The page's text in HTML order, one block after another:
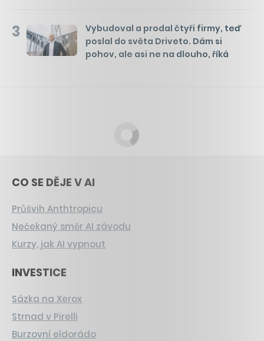
3
Vybudoval a prodal čtyři firmy, teď
poslal do světa Driveto. Dám si
pohov, ale asi ne na dlouho, říká
CO SE DĚJE V AI
Průšvih Anthtropicu
Nečekaný směr AI závodu
Kurzy, jak AI vypnout
INVESTICE
Sázka na Xerox
Strnad v Pirelli
Burzovní eldorádo